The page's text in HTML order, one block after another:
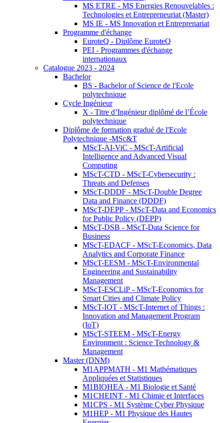
MS ETRE - MS Energies Renouvelables :
Technologies et Entrepreneuriat (Master)
MS IE - MS Innovation et Entreprenariat
Programme d'échange
EuroteQ - Diplôme EuroteQ
PEI - Programmes d'échange
internationaux
Catalogue 2023 - 2024
Bachelor
BS - Bachelor of Science de l'Ecole
polytechnique
Cycle Ingénieur
X - Titre d’Ingénieur diplômé de l’École
polytechnique
Diplôme de formation gradué de l'Ecole
Polytechnique -MSc&T
MScT-AI-ViC - MScT-Artificial
Intelligence and Advanced Visual
Computing
MScT-CTD - MScT-Cybersecurity :
Threats and Defenses
MScT-DDDF - MScT-Double Degree
Data and Finance (DDDF)
MScT-DEPP - MScT-Data and Economics
for Public Policy (DEPP)
MScT-DSB - MScT-Data Science for
Business
MScT-EDACF - MScT-Economics, Data
Analytics and Corporate Finance
MScT-EESM - MScT-Environmental
Engineering and Sustainability
Management
MScT-ESCLiP - MScT-Economics for
Smart Cities and Climate Policy
MScT-IOT - MScT-Internet of Things :
Innovation and Management Program
(IoT)
MScT-STEEM - MScT-Energy
Environment : Science Technology &
Management
Master (DNM)
M1APPMATH - M1 Mathématiques
Appliquées et Statistiques
M1BIOHEA - M1 Biologie et Santé
M1CHEINT - M1 Chimie et Interfaces
M1CPS - M1 Système Cyber Physique
M1HEP - M1 Physique des Hautes